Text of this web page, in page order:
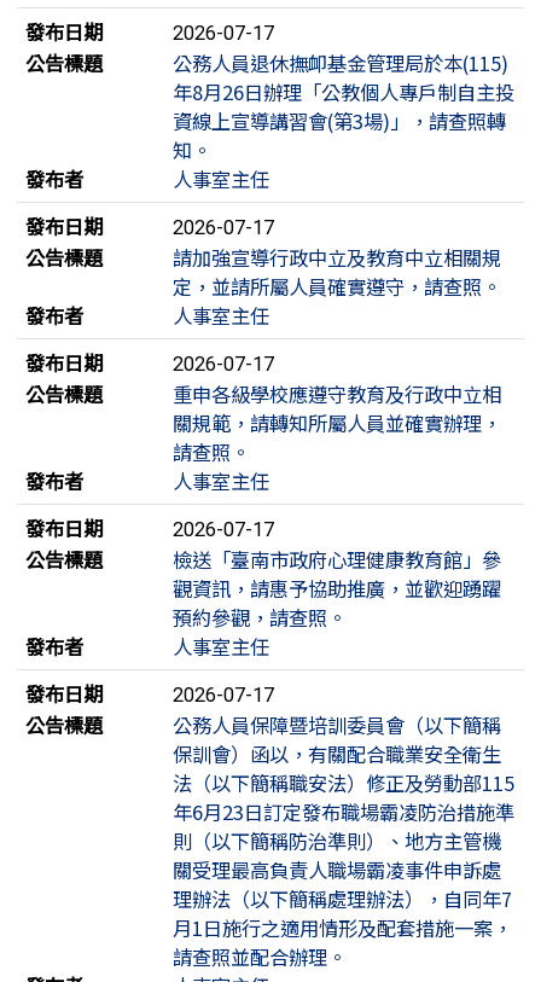
發布日期
2026-07-17
公告標題
公務人員退休撫卹基金管理局於本(115)
年8月26日辦理「公教個人專戶制自主投
資線上宣導講習會(第3場)」，請查照轉
知。
發布者
人事室主任
發布日期
2026-07-17
公告標題
請加強宣導行政中立及教育中立相關規
定，並請所屬人員確實遵守，請查照。
發布者
人事室主任
發布日期
2026-07-17
公告標題
重申各級學校應遵守教育及行政中立相
關規範，請轉知所屬人員並確實辦理，
請查照。
發布者
人事室主任
發布日期
2026-07-17
公告標題
檢送「臺南市政府心理健康教育館」參
觀資訊，請惠予協助推廣，並歡迎踴躍
預約參觀，請查照。
發布者
人事室主任
發布日期
2026-07-17
公告標題
公務人員保障暨培訓委員會（以下簡稱
保訓會）函以，有關配合職業安全衛生
法（以下簡稱職安法）修正及勞動部115
年6月23日訂定發布職場霸凌防治措施準
則（以下簡稱防治準則）、地方主管機
關受理最高負責人職場霸凌事件申訴處
理辦法（以下簡稱處理辦法），自同年7
月1日施行之適用情形及配套措施一案，
請查照並配合辦理。